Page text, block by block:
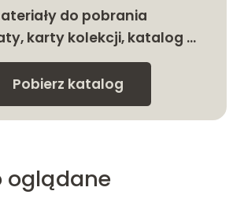
do pobrania
karty kolekcji, katalog …
Pobierz katalog
oglądane